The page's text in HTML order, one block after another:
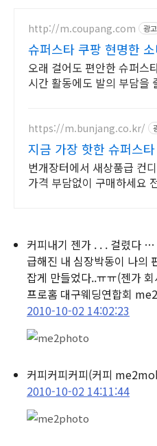
http://m.coupang.com 광고
슈퍼스타 쿠팡 현명한
오래 걸어도 편안한 슈퍼스
시간 활동에도 발의 부담을
https://m.bunjang.co.kr/
지금 가장 핫한 슈퍼스
최대 브랜드 중고거래
번개장터에서 새상품급 컨
가격 부담없이 구매하세요
커피내기 젠가 . . . 걸렸다
급해진 내 심장박동이 나의
잡게 만들었다..ㅠㅠ(젠가
프로홈 대구웨딩연합회
2010-10-02 14:02:23
커피커피커피(커피
2010-10-02 14:11:44